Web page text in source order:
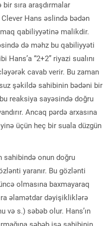
sıra araşdırmalar
Hans əslində bədən
qabiliyyətinə malikdir.
də məhz bu qabiliyyəti
“2+2” riyazi sualını
cavab verir. Bu zaman
şəkildə sahibinin bədəni bir
reaksiya sayəsində doğru
Ancaq pərdə arxasına
üçün heç bir suala düzgün
sahibində onun doğru
yaranır. Bu gözlənti
olmasına baxmayaraq
əlamətdar dəyişikliklərə
və s.) səbəb olur. Hans’ın